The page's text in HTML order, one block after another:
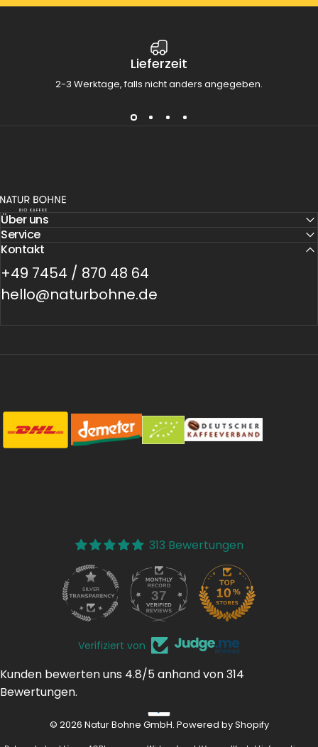
Lieferzeit
2-3 Werktage, falls nicht anders angegeben.
Natur Bohne GmbH
Über uns
Service
Kontakt
+49 7454 / 870 48 64
hello@naturbohne.de
313 Bewertungen
313
Verifiziert von
Kunden bewerten uns 4.8/5 anhand von 314
Bewertungen.
© 2026 Natur Bohne GmbH. Powered by Shopify